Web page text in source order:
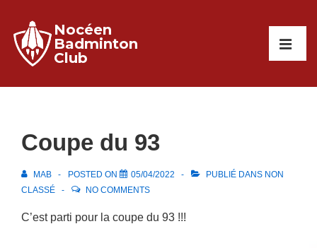
passer
contenu
principal
Nocéen
Badminton
Club
Coupe du 93
MAB POSTED ON 05/04/2022 PUBLIÉ DANS NON
CLASSÉ
NO COMMENTS
C’est parti pour la coupe du 93 !!!